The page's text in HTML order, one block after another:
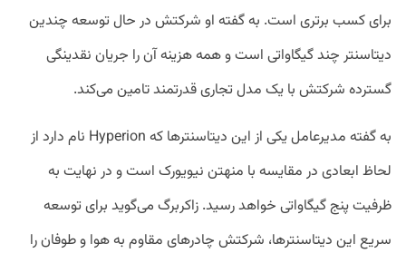
برای کسب برتری است. به گفته او شرکتش در حال توسعه چندین
دیتاسنتر چند گیگاواتی است و همه هزینه آن را جریان نقدینگی
گسترده شرکتش با یک مدل تجاری قدرتمند تامین می‌کند.
به گفته مدیرعامل یکی از این دیتاسنتر‌ها که Hyperion نام دارد از
لحاظ ابعادی در مقایسه با منهتن نیویورک است و در نهایت به
ظرفیت پنج گیگاواتی خواهد رسید. زاکربرگ می‌گوید برای توسعه
سریع این دیتاسنتر‌ها، شرکتش چادرهای مقاوم به هوا و طوفان را